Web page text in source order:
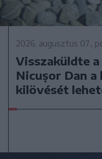
2026. augusztus 07.,
Visszaküldte
Nicușor Dan
kilövését